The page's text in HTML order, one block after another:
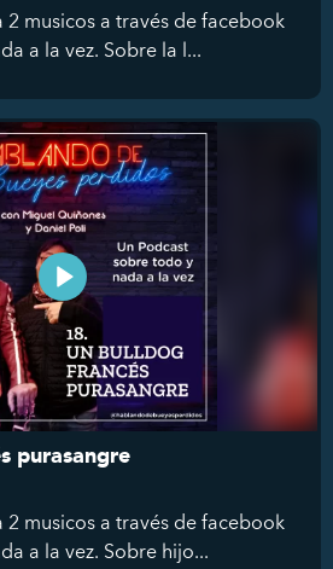
2 musicos a través de facebook
a la vez. Sobre la l...
purasangre
2 musicos a través de facebook
a la vez. Sobre hijo...